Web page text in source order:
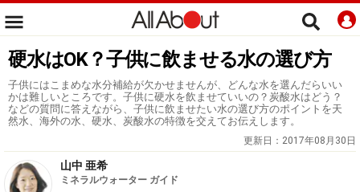
硬水はOK？子供に飲ませる水の選び方
子供にはこまめな水分補給が欠かせませんが、どんな水を選んだらいい
かは難しいところです。子供に硬水を飲ませていいの？炭酸水はどう？
などの質問に答えながら、子供に飲ませたい水の選び方のポイントを天
然水、海外の水、硬水、炭酸水の特徴を交えてお伝えします。
更新日： 2017年08月30日
山中 亜希
ミネラルウォーター ガイド